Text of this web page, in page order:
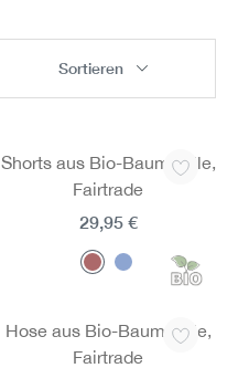
Sortieren
Shorts aus Bio-Baumwolle,
Fairtrade
29,95 €
Hose aus Bio-Baumwolle,
Fairtrade